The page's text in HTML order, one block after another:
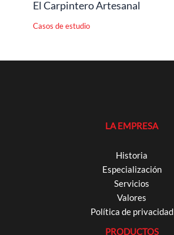
El Carpintero Artesanal
Casos de estudio
LA EMPRESA
Historia
Especialización
Servicios
Valores
Política de privacidad
PRODUCTOS